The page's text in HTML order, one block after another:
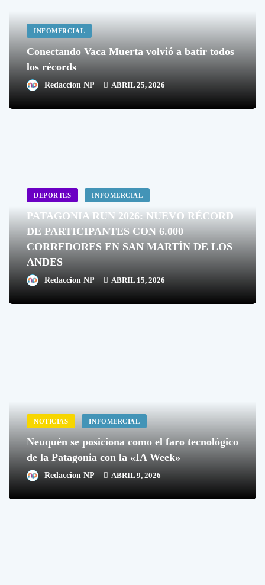
INFOMERCIAL
Conectando Vaca Muerta volvió a batir todos
los récords
Redaccion NP ABRIL 25, 2026
DEPORTES INFOMERCIAL
PATAGONIA RUN 2026: NUEVO RÉCORD
DE PARTICIPANTES CON 6.000
CORREDORES EN SAN MARTÍN DE LOS
ANDES
Redaccion NP ABRIL 15, 2026
NOTICIAS INFOMERCIAL
Neuquén se posiciona como el faro tecnológico
de la Patagonia con la «IA Week»
Redaccion NP ABRIL 9, 2026